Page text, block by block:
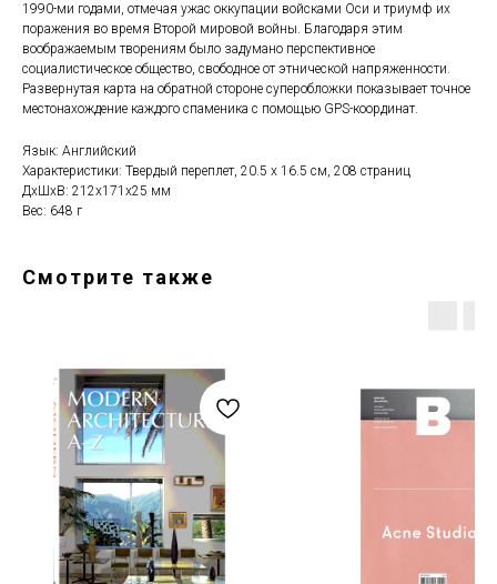
1990-ми годами, отмечая ужас оккупации войсками Оси и триумф их
поражения во время Второй мировой войны. Благодаря этим
воображаемым творениям было задумано перспективное
социалистическое общество, свободное от этнической напряженности.
Развернутая карта на обратной стороне суперобложки показывает точное
местонахождение каждого спаменика с помощью GPS-координат.
Язык: Английский
Характеристики: Твердый переплет, 20.5 х 16.5 см, 208 страниц
ДxШxВ: 212x171x25 мм
Вес: 648 г
Смотрите также